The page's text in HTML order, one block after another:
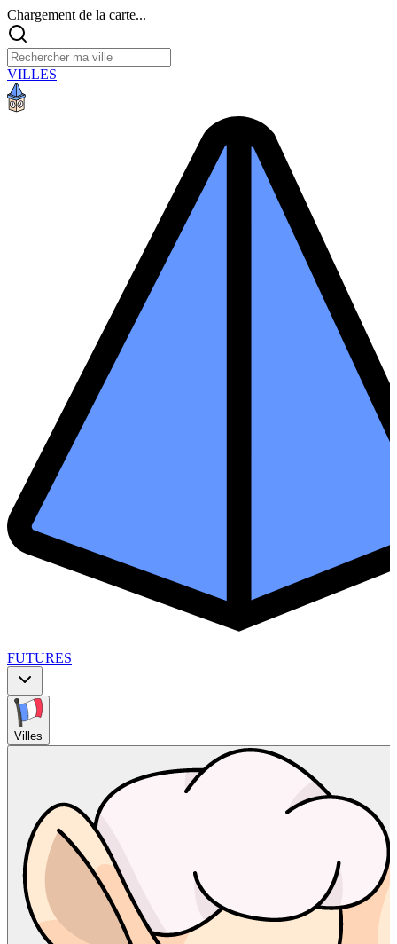
Chargement de la carte...
VILLES
FUTURES
Villes